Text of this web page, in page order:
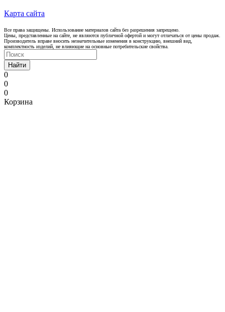
Карта сайта
Все права защищены. Использование материалов сайта без разрешения запрещено.
Цены, представленные на сайте, не являются публичной офертой и могут отличаться от цены продаж.
Производитель вправе вносить незначительные изменения в конструкцию, внешний вид,
комплектность изделий, не влияющие на основные потребительские свойства.
Найти
0
0
0
Корзина